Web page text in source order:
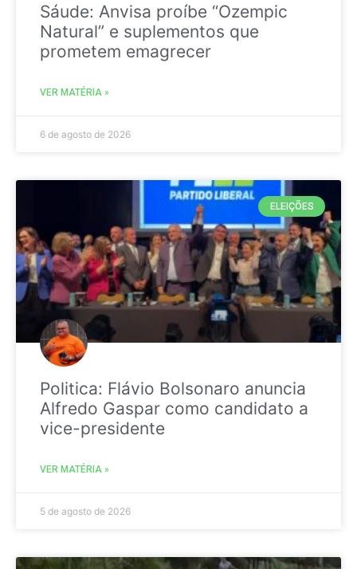
Sáude: Anvisa proíbe “Ozempic
Natural” e suplementos que
prometem emagrecer
VER MATÉRIA »
6 de agosto de 2026
ELEIÇÕES
Politica: Flávio Bolsonaro anuncia
Alfredo Gaspar como candidato a
vice-presidente
VER MATÉRIA »
5 de agosto de 2026